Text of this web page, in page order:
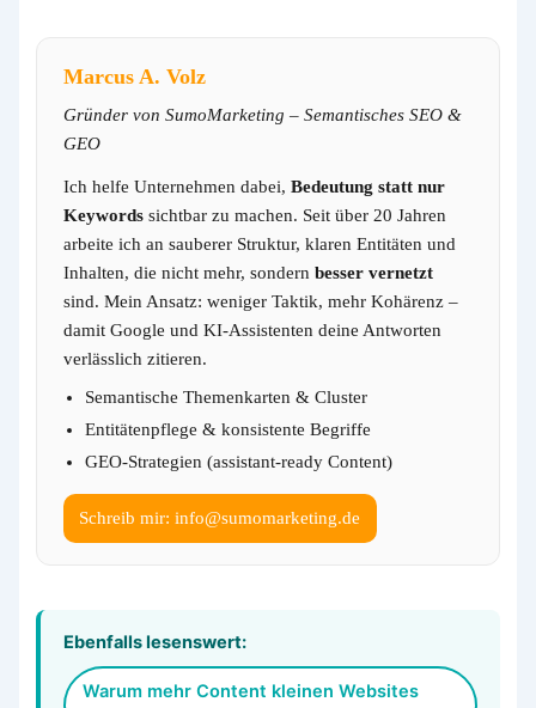
Marcus A. Volz
Gründer von SumoMarketing – Semantisches SEO &
GEO
Ich helfe Unternehmen dabei,Bedeutung statt nur
Keywords sichtbar zu machen. Seit über 20 Jahren
arbeite ich an sauberer Struktur, klaren Entitäten und
Inhalten, die nicht mehr, sondernbesser vernetzt
sind. Mein Ansatz: weniger Taktik, mehr Kohärenz –
damit Google und KI-Assistenten deine Antworten
verlässlich zitieren.
Semantische Themenkarten & Cluster
Entitätenpflege & konsistente Begriffe
GEO-Strategien (assistant-ready Content)
Schreib mir: info@sumomarketing.de
Ebenfalls lesenswert:
Warum mehr Content kleinen Websites